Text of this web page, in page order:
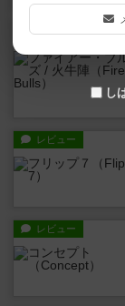
レビュー
レビュー
し